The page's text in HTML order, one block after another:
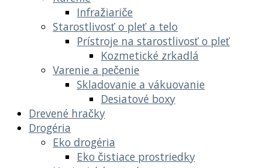
Infražiariče
Starostlivosť o pleť a telo
Prístroje na starostlivosť o pleť
Kozmetické zrkadlá
Varenie a pečenie
Skladovanie a vákuovanie
Desiatové boxy
Drevené hračky
Drogéria
Eko drogéria
Eko čistiace prostriedky